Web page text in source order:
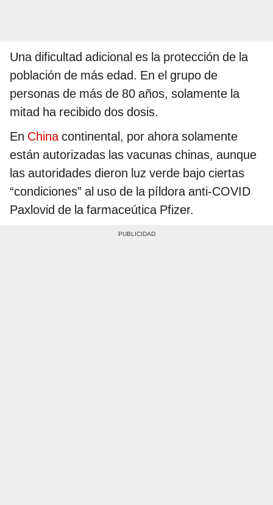
Una dificultad adicional es la protección de la
población de más edad. En el grupo de
personas de más de 80 años, solamente la
mitad ha recibido dos dosis.
En Chinacontinental, por ahora solamente
están autorizadas las vacunas chinas, aunque
las autoridades dieron luz verde bajo ciertas
“condiciones” al uso de la píldora anti-COVID
Paxlovid de la farmaceútica Pfizer.